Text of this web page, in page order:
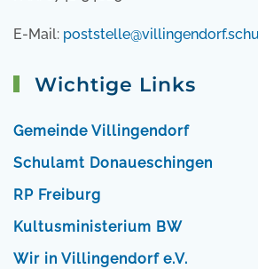
E-Mail:
Wichtige Links
Gemeinde Villingendorf
Schulamt Donaueschingen
RP Freiburg
Kultusministerium BW
Wir in Villingendorf e.V.